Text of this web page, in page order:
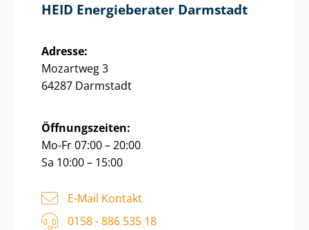
HEID Energieberater Darmstadt
Adresse:
Mozartweg 3
64287 Darmstadt
Öffnungszeiten:
Mo-Fr 07:00 – 20:00
Sa 10:00 – 15:00
E-Mail Kontakt
0158 - 886 535 18